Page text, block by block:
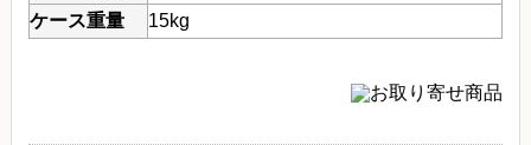
ケース重量
15kg